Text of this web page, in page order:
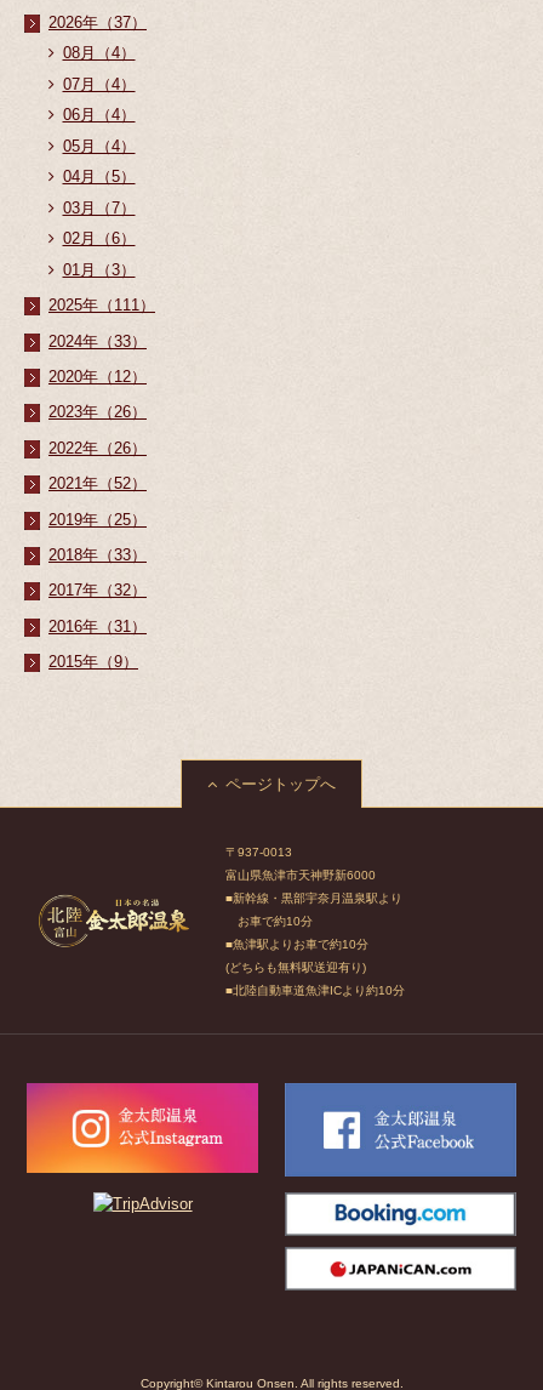
2026年（37）
08月（4）
07月（4）
06月（4）
05月（4）
04月（5）
03月（7）
02月（6）
01月（3）
2025年（111）
2024年（33）
2020年（12）
2023年（26）
2022年（26）
2021年（52）
2019年（25）
2018年（33）
2017年（32）
2016年（31）
2015年（9）
ページトップへ
〒937-0013
富山県魚津市天神野新6000
■新幹線・黒部宇奈月温泉駅より
お車で約10分
■魚津駅よりお車で約10分
(どちらも無料駅送迎有り)
■北陸自動車道魚津ICより約10分
Copyright© Kintarou Onsen. All rights reserved.